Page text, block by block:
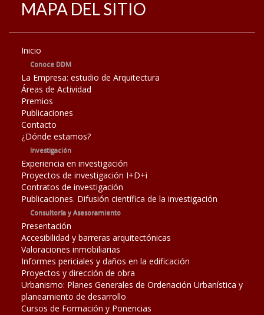
MAPA DEL SITIO
Inicio
Conoce DDM
La Empresa: estudio de Arquitectura
Áreas de Actividad
Premios
Publicaciones
Contacto
¿Dónde estamos?
Investigación
Experiencia en investigación
Proyectos de investigación I+D+i
Contratos de investigación
Publicaciones. Difusión científica de la investigación
Consultoría y Asesoramiento
Presentación
Accesibilidad y barreras arquitectónicas
Valoraciones inmobiliarias
Informes periciales y daños en la edificación
Proyectos y dirección de obra
Urbanismo: Planes Generales de Ordenación Urbanística y
planeamiento de desarrollo
Cursos de Formación y Ponencias